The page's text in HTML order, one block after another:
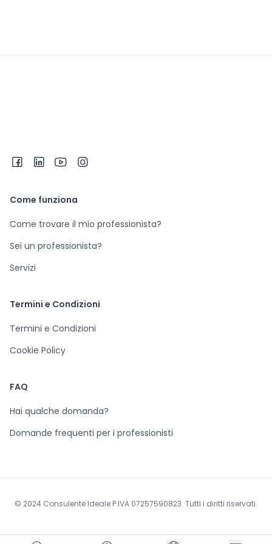
Come funziona
Come trovare il mio professionista?
Sei un professionista?
Servizi
Termini e Condizioni
Termini e Condizioni
Cookie Policy
FAQ
Hai qualche domanda?
Domande frequenti per i professionisti
© 2024 Consulente Ideale P.IVA 07257590823. Tutti i diritti riservati.